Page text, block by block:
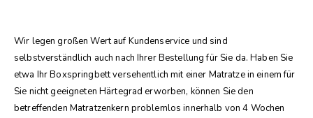
Wir legen großen Wert auf Kundenservice und sind
selbstverständlich auch nach Ihrer Bestellung für Sie da. Haben Sie
etwa Ihr Boxspringbett versehentlich mit einer Matratze in einem für
Sie nicht geeigneten Härtegrad erworben, können Sie den
betreffenden Matratzenkern problemlos innerhalb von 4 Wochen